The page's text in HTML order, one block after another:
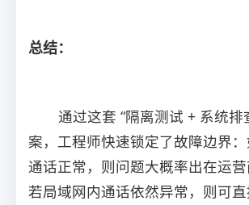
总结：
通过这套 “隔离测试 + 系统排
案，工程师快速锁定了故障边界
通话正常，则问题大概率出在运营
若局域网内通话依然异常，则可